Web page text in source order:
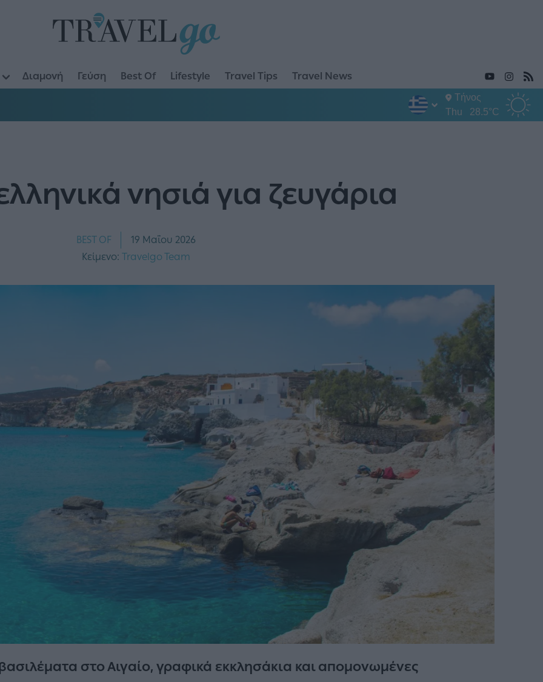
Διαμονή Γεύση Best Of Lifestyle Travel Tips Travel News
Τήνος
Thu
28.5°C
νησιά για ζευγάρια
BEST OF
19 Μαΐου 2026
Κείμενο: Travelgo Team
στο Αιγαίο, γραφικά εκκλησάκια και απομονωμένες